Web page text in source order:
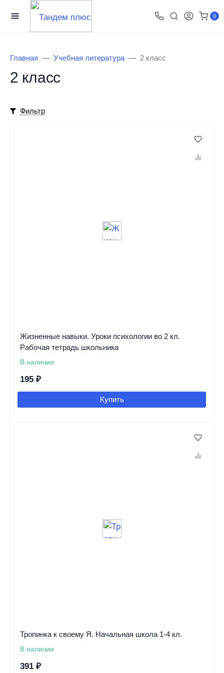
0
Главная Учебная литература 2 класс
2 класс
Фильтр
Жизненные навыки. Уроки психологии во 2 кл.
Рабочая тетрадь школьника
В наличии
195 ₽
Купить
Тропинка к своему Я. Начальная школа 1-4 кл.
В наличии
391 ₽